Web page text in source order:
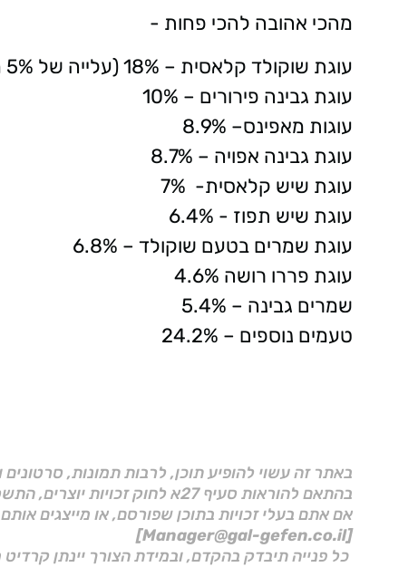
מהכי אהובה להכי פחות -
עוגת שוקולד קלאסית – 18% (עלייה של 5% מאשתקד).
עוגת גבינה פירורים – 10%
עוגות מאפינס– 8.9%
עוגת גבינה אפויה – 8.7%
עוגת שיש קלאסית- 7%
עוגת שיש תפוז - 6.4%
עוגת שמרים בטעם שוקולד – 6.8%
עוגת פררו רושה 4.6%
שמרים גבינה – 5.4%
טעמים נוספים – 24.2%
באתר זה עשוי להופיע תוכן, לרבות תמונות,
בהתאם להוראות סעיף 27א לחוק זכויות יוצרים, התשס"ח–2007.
אם אתם בעלי זכויות בתוכן שפורסם, או מייצגים
[Manager@gal-gefen.co.il]
כל פנייה תיבדק בהקדם, ובמידת הצורך יינתן